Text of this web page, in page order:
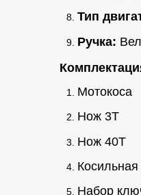
Тип
Ручка:
Мотокоса
Нож 3T
Нож 40T
Косильная
Набор